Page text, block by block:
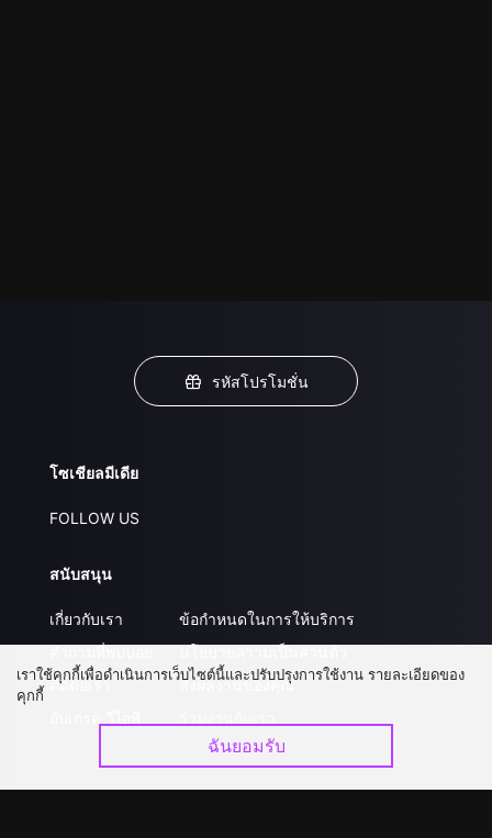
รหัสโปรโมชั่น
โซเชียลมีเดีย
FOLLOW US
สนับสนุน
เกี่ยวกับเรา
ติดต่อเรา
ข้อกำหนดในการให้บริการ
ส่งผลงานของคุณ
เราใช้คุกกี้เพื่อดำเนินการเว็บไซต์นี้และปรับปรุงการใช้งาน รายละเอียดของ
คุกกี้
ฉันยอมรับ